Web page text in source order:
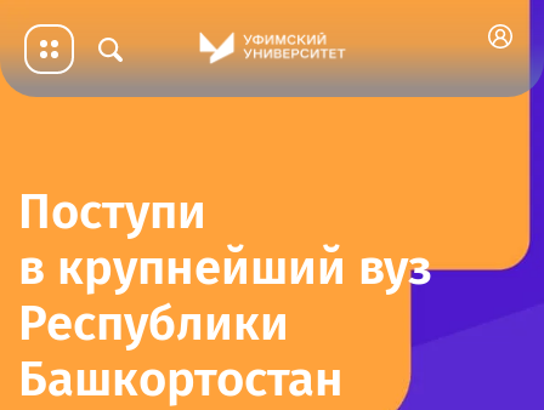
Поступи
в крупнейший вуз
Республики
Башкортостан